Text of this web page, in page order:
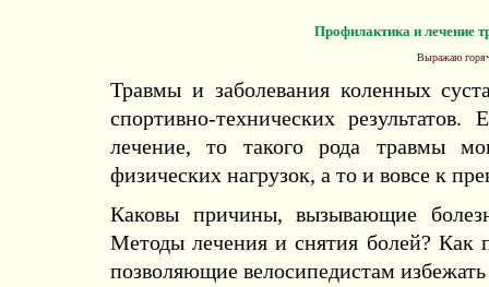
Профилактика и лечение
Выражаю
Травмы и заболевания коленных
спортивно-технических
лечение, то такого рода травмы
физических нагрузок, а то и вовсе к
Каковы причины, вызывающие
Методы лечения и снятия болей? Как
позволяющие велосипедистам